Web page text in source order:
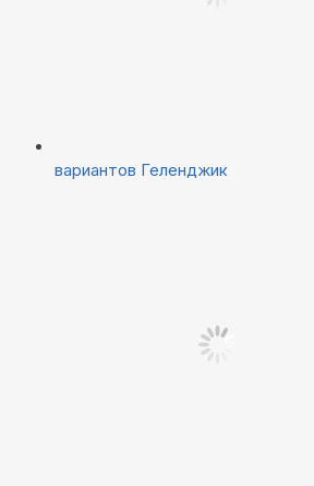
вариантов Геленджик